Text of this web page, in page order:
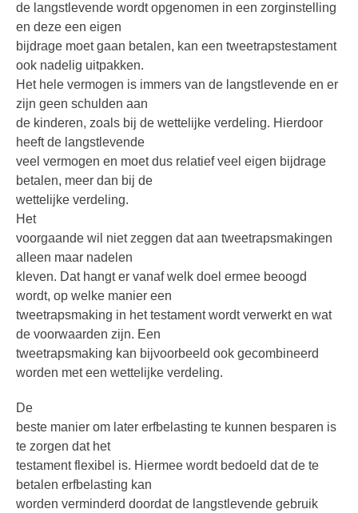
de langstlevende wordt opgenomen in een zorginstelling
en deze een eigen
bijdrage moet gaan betalen, kan een tweetrapstestament
ook nadelig uitpakken.
Het hele vermogen is immers van de langstlevende en er
zijn geen schulden aan
de kinderen, zoals bij de wettelijke verdeling. Hierdoor
heeft de langstlevende
veel vermogen en moet dus relatief veel eigen bijdrage
betalen, meer dan bij de
wettelijke verdeling.
Het
voorgaande wil niet zeggen dat aan tweetrapsmakingen
alleen maar nadelen
kleven. Dat hangt er vanaf welk doel ermee beoogd
wordt, op welke manier een
tweetrapsmaking in het testament wordt verwerkt en wat
de voorwaarden zijn. Een
tweetrapsmaking kan bijvoorbeeld ook gecombineerd
worden met een wettelijke verdeling.
De
beste manier om later erfbelasting te kunnen besparen is
te zorgen dat het
testament flexibel is. Hiermee wordt bedoeld dat de te
betalen erfbelasting kan
worden verminderd doordat de langstlevende gebruik